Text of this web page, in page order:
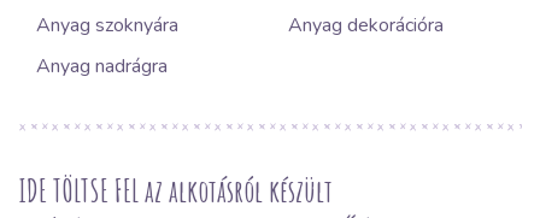
Anyag szoknyára
Anyag dekorációra
Anyag nadrágra
IDE TÖLTSE FEL az alkotásról készült